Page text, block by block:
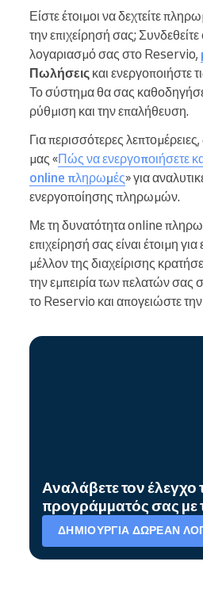
Είστε έτοιμοι να δεχτείτε
την επιχείρησή σας;
λογαριασμό σας στο Reservio,
Πωλήσεις και ενεργοποιήστε
Το σύστημα θα σας
ρύθμιση και την επαλήθευση.
Για περισσότερες
μας «Πώς να ενεργοποιήσετε
online πληρωμές» για
ενεργοποίησης πληρωμών.
Με τη δυνατότητα online
επιχείρησή σας είναι έτοιμη για
μέλλον της διαχείρισης
την εμπειρία των πελατών σας
το Reservio και απογειώστε
Αναλάβετε τον έλεγχο
προγράμματός σας με
ΔΗΜΙΟΥΡΓΊΑ ΔΩΡΕΆΝ